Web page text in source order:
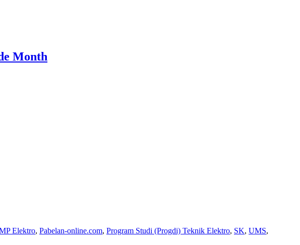
Month
Elektro, Pabelan-online.com, Program Studi (Progdi) Teknik Elektro, SK, UMS,